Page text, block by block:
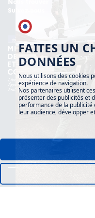
Candidature spontanée
Jeune professionnel
Expérimenté
Nos implantations
Suivez-nous
Instagram
TikTok
FAITES UN
DONNÉES
Nous utilisons des cookies
expérience de navigation.
Nos partenaires utilisent
présenter des publicités et
performance de la
leur audience, développer